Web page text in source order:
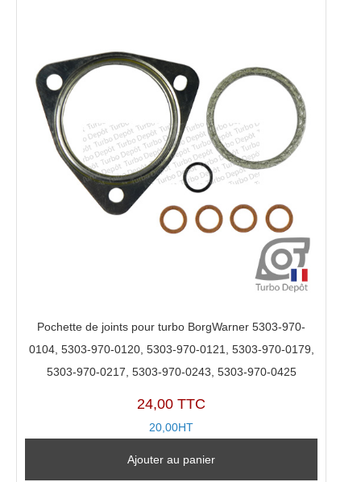
Pochette de joints pour turbo BorgWarner 5303-970-
0104, 5303-970-0120, 5303-970-0121, 5303-970-0179,
5303-970-0217, 5303-970-0243, 5303-970-0425
24,00 TTC
20,00HT
Ajouter au panier